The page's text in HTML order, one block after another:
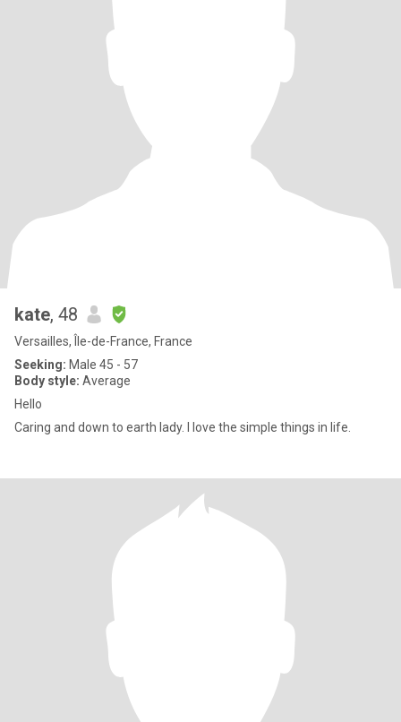
kate, 48
Versailles, Île-de-France, France
Seeking: Male 45 - 57
Body style: Average
Hello
Caring and down to earth lady. I love the simple things in life.